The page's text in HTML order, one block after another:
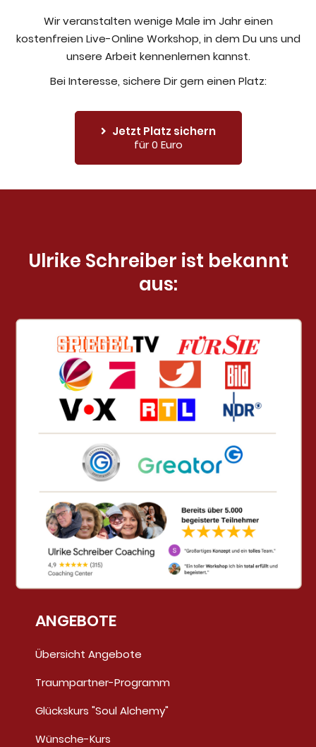
Wir veranstalten wenige Male im Jahr einen
kostenfreien Live-Online Workshop, in dem Du uns und
unsere Arbeit kennenlernen kannst.
Bei Interesse, sichere Dir gern einen Platz:
Jetzt Platz sichern
für 0 Euro
Ulrike Schreiber ist bekannt
aus:
ANGEBOTE
Übersicht Angebote
Traumpartner-Programm
Glückskurs "Soul Alchemy"
Wünsche-Kurs